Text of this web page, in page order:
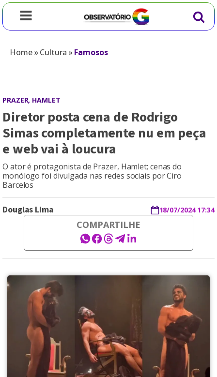
Home»Cultura »Famosos
PRAZER, HAMLET
Diretor posta cena de Rodrigo
Simas completamente nu em peça
e web vai à loucura
O ator é protagonista de Prazer, Hamlet; cenas do
monólogo foi divulgada nas redes sociais por Ciro
Barcelos
Douglas Lima 18/07/2024 17:34
COMPARTILHE